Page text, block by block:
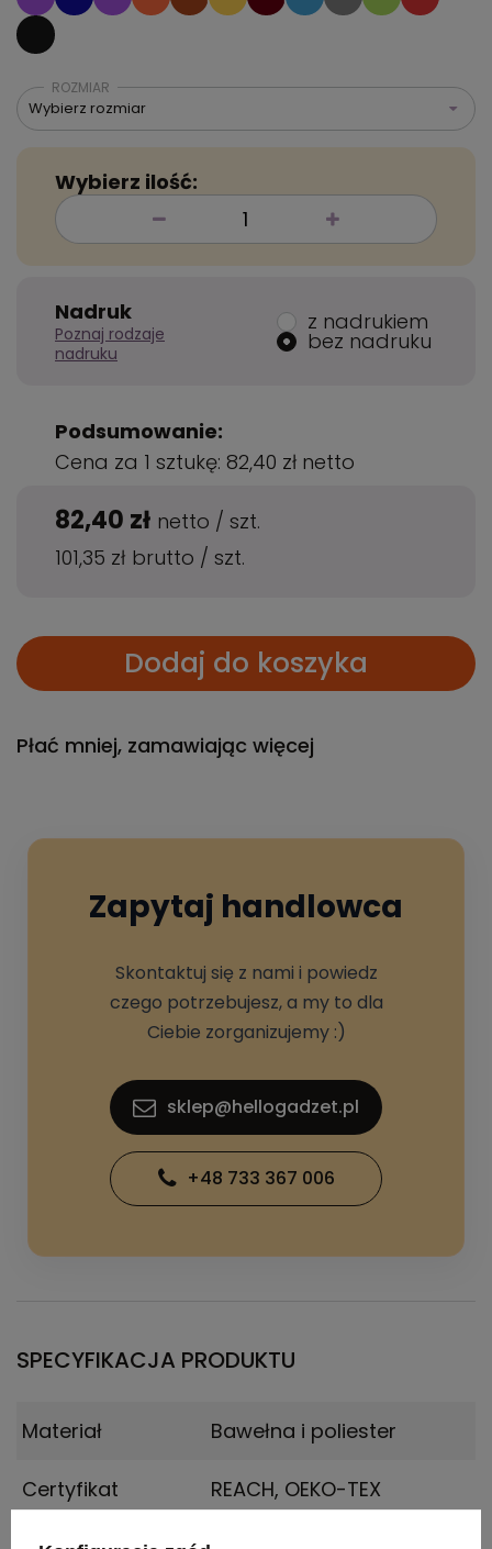
ROZMIAR
Wybierz rozmiar
Wybierz ilość:
Nadruk
Poznaj rodzaje
nadruku
z nadrukiem
bez nadruku
Podsumowanie:
Cena za 1 sztukę: 82,40 zł netto
82,40 zł netto / szt.
101,35 zł brutto / szt.
Dodaj do koszyka
Płać mniej, zamawiając więcej
Zapytaj handlowca
Skontaktuj się z nami i powiedz
czego potrzebujesz, a my to dla
Ciebie zorganizujemy :)
sklep@hellogadzet.pl
+48 733 367 006
SPECYFIKACJA PRODUKTU
Materiał Bawełna i poliester
Certyfikat REACH, OEKO-TEX